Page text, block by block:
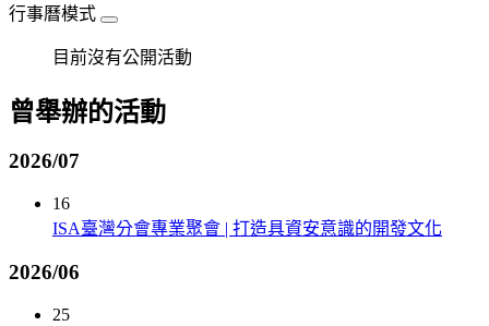
行事曆模式
目前沒有公開活動
曾舉辦的活動
2026/07
16
ISA臺灣分會專業聚會 | 打造具資安意識的開發文化
2026/06
25